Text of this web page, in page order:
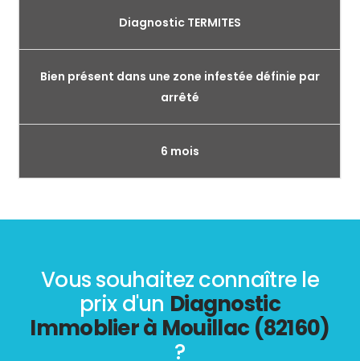
Diagnostic TERMITES
Bien présent dans une zone infestée définie par
arrêté
6 mois
Vous souhaitez connaître le
prix d'un Diagnostic
Immoblier à Mouillac (82160)
?